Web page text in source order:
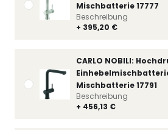
Mischbatterie 17777
+ 395,20 €
Beschreibung
CARLO NOBILI:
Mischbatterie 17791
+ 456,13 €
Beschreibung